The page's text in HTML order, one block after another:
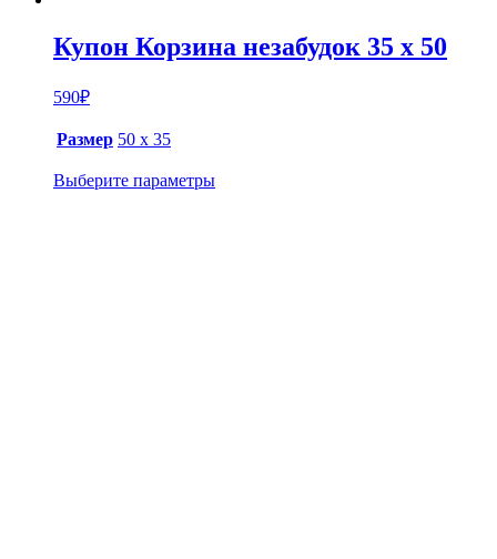
Купон Корзина незабудок 35 х 50
590₽
Размер 50 х 35
Выберите параметры